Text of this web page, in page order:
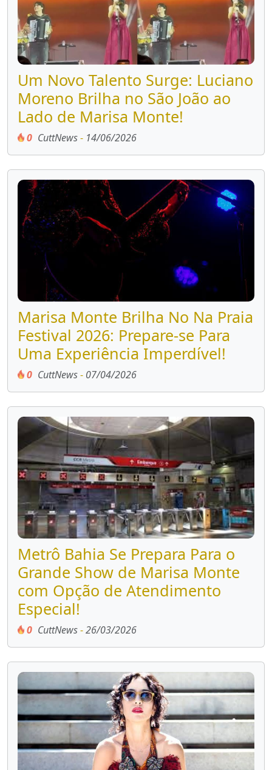
Um Novo Talento Surge: Luciano
Moreno Brilha no São João ao
Lado de Marisa Monte!
0 CuttNews- 14/06/2026
Marisa Monte Brilha No Na Praia
Festival 2026: Prepare-se Para
Uma Experiência Imperdível!
0 CuttNews- 07/04/2026
Metrô Bahia Se Prepara Para o
Grande Show de Marisa Monte
com Opção de Atendimento
Especial!
0 CuttNews-26/03/2026